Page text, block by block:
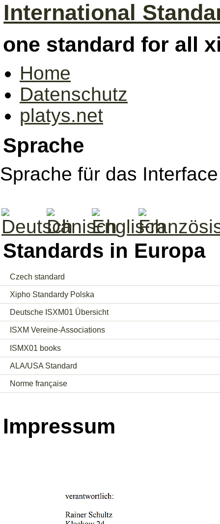
International
one standard for all
Home
Datenschutz
platys.net
Sprache
Sprache für das
Standards in Europa
Czech standard
Xipho Standardy Polska
Deutsche ISXM01 Übersicht
ISXM Vereine-Associations
ISMX01 books
ALA/USA Standard
Norme française
Impressum